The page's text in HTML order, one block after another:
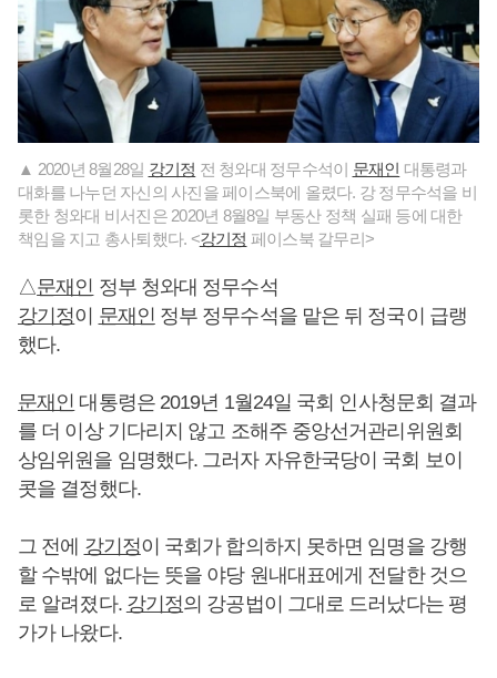
▲ 2020년 8월28일 강기정 전 청와대 정무수석이 문재인 대통령과
대화를 나누던 자신의 사진을 페이스북에 올렸다. 강 정무수석을 비
롯한 청와대 비서진은 2020년 8월8일 부동산 정책 실패 등에 대한
책임을 지고 총사퇴했다. <강기정 페이스북 갈무리>
△문재인 정부 청와대 정무수석
강기정이 문재인 정부 정무수석을 맡은 뒤 정국이 급랭
했다.
문재인 대통령은 2019년 1월24일 국회 인사청문회 결과
를 더 이상 기다리지 않고 조해주 중앙선거관리위원회
상임위원을 임명했다. 그러자 자유한국당이 국회 보이
콧을 결정했다.
그 전에 강기정이 국회가 합의하지 못하면 임명을 강행
할 수밖에 없다는 뜻을 야당 원내대표에게 전달한 것으
로 알려졌다. 강기정의 강공법이 그대로 드러났다는 평
가가 나왔다.